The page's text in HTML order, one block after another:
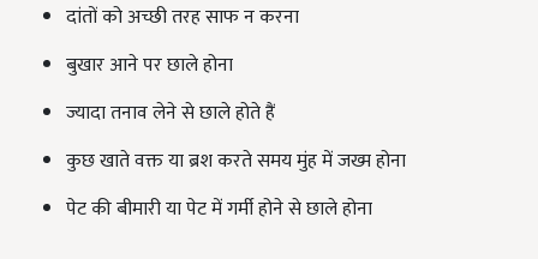
दांतों को अच्छी तरह साफ न करना
बुखार आने पर छाले होना
ज्यादा तनाव लेने से छाले होते हैं
कुछ खाते वक्त या ब्रश करते समय मुंह में जख्म होना
पेट की बीमारी या पेट में गर्मी होने से छाले होना